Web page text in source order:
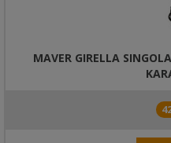
MAVER GIRELLA